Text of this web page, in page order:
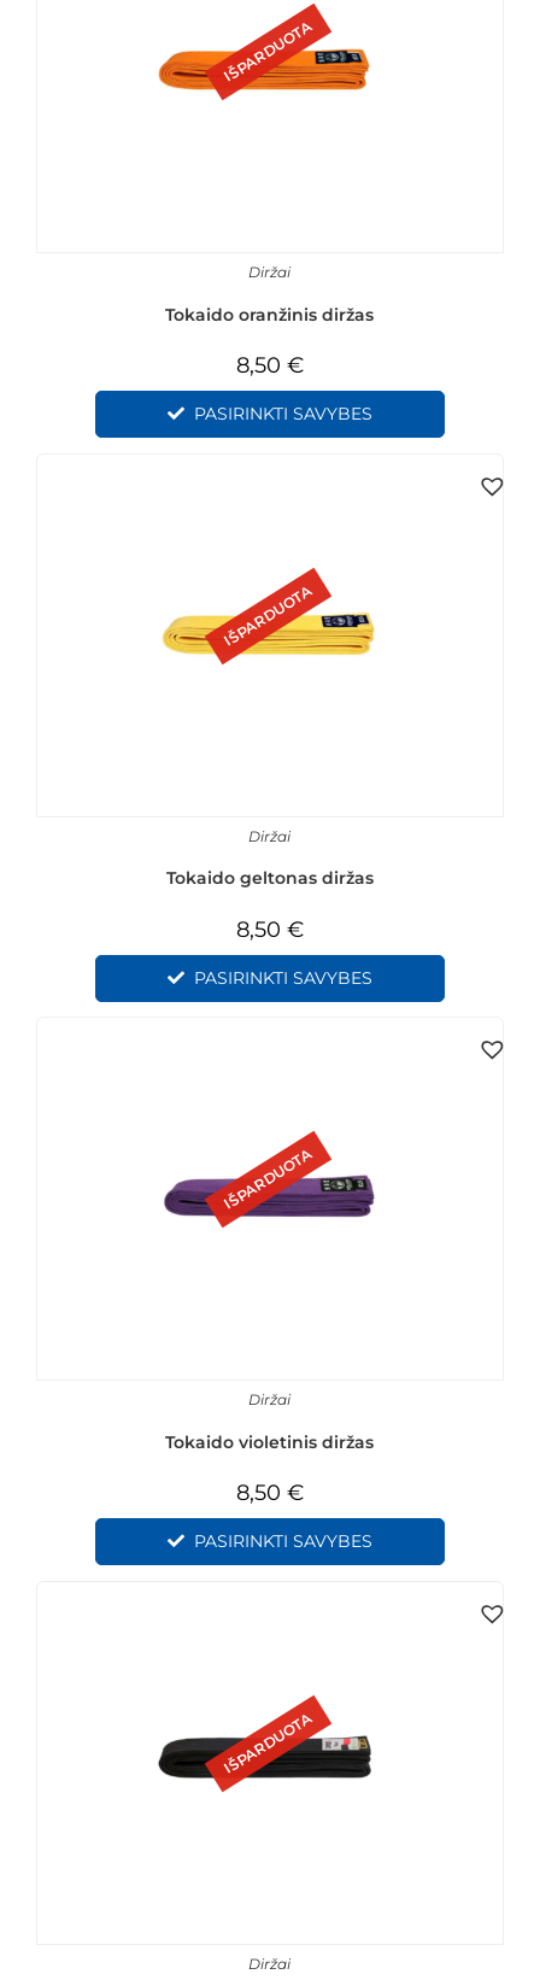
IŠPARDUOTA
Diržai
Tokaido oranžinis diržas
8,50 €
PASIRINKTI SAVYBES
IŠPARDUOTA
Diržai
Tokaido geltonas diržas
8,50 €
PASIRINKTI SAVYBES
IŠPARDUOTA
Diržai
Tokaido violetinis diržas
8,50 €
PASIRINKTI SAVYBES
IŠPARDUOTA
Diržai